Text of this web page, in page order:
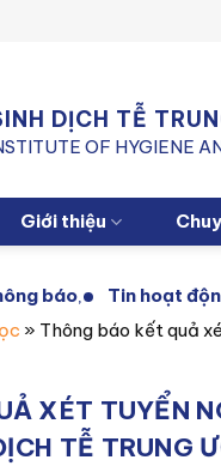
DỊCH TỄ
OF HYGIENE
Giới thiệu
báo,
Tin hoạt
» Thông báo kết quả
XÉT TUYỂN
TỄ TRUNG